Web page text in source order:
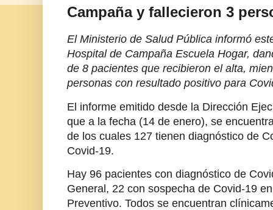
Campaña y fallecieron 3
El Ministerio de Salud Pública informó
Hospital de Campaña Escuela Hogar,
de 8 pacientes que recibieron el alta,
personas con resultado positivo para
El informe emitido desde la Dirección
que a la fecha (14 de enero), se
de los cuales 127 tienen diagnóstico de
Covid-19.
Hay 96 pacientes con diagnóstico de
General, 22 con sospecha de Covid-19
Preventivo. Todos se encuentran